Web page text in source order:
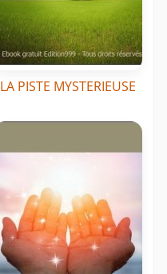
LA PISTE MYSTERIEUSE